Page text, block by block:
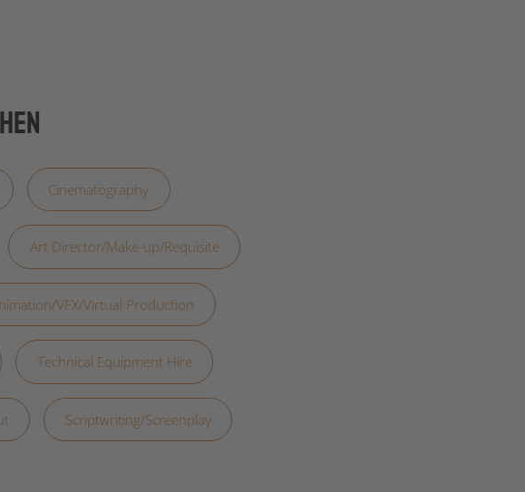
Cinematography
Art Director/Make-up/Requisite
VFX/Virtual Production
Technical Equipment Hire
Scriptwriting/Screenplay